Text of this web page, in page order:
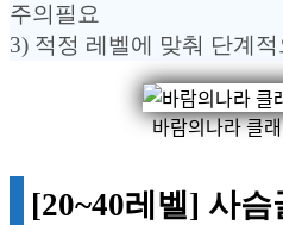
주의필요
3) 적정 레벨에 맞춰 단계
바람의나라
[20~40레벨] 사슴